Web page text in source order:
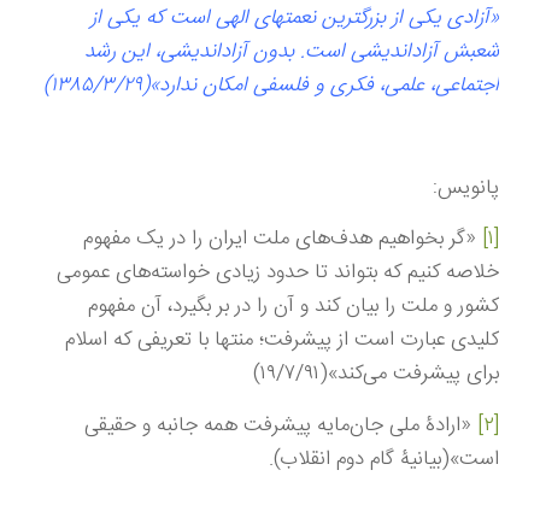
«آزادی یکی از بزرگترین نعمتهای الهی است که یکی از
شعبش آزاداندیشی است. بدون آزاداندیشی، این رشد
اجتماعی، علمی، فکری و فلسفی امکان ندارد»(۱۳۸۵/۳/۲۹)
پانویس:
[۱] «گر بخواهیم هدف‌های ملت ایران را در یک مفهوم
خلاصه کنیم که بتواند تا حدود زیادی خواسته‌های عمومی
کشور و ملت را بیان کند و آن را در بر بگیرد، آن مفهوم
کلیدی عبارت است از پیشرفت؛ منتها با تعریفی که اسلام
برای پیشرفت می‌کند»(۱۹/۷/۹۱)
[۲]
«ارادۀ ملی جان‌مایه پیشرفت همه جانبه و حقیقی
است»(بیانیۀ گام دوم انقلاب).